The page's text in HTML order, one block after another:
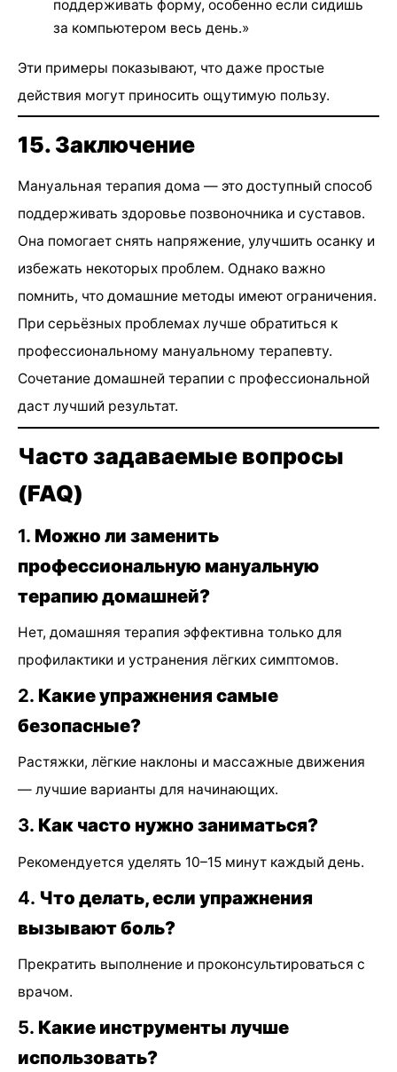
поддерживать форму, особенно если сидишь
за компьютером весь день.»
Эти примеры показывают, что даже простые
действия могут приносить ощутимую пользу.
15. Заключение
Мануальная терапия дома — это доступный способ
поддерживать здоровье позвоночника и суставов.
Она помогает снять напряжение, улучшить осанку и
избежать некоторых проблем. Однако важно
помнить, что домашние методы имеют ограничения.
При серьёзных проблемах лучше обратиться к
профессиональному мануальному терапевту.
Сочетание домашней терапии с профессиональной
даст лучший результат.
Часто задаваемые вопросы
(FAQ)
1. Можно ли заменить
профессиональную мануальную
терапию домашней?
Нет, домашняя терапия эффективна только для
профилактики и устранения лёгких симптомов.
2. Какие упражнения самые
безопасные?
Растяжки, лёгкие наклоны и массажные движения
— лучшие варианты для начинающих.
3. Как часто нужно заниматься?
Рекомендуется уделять 10–15 минут каждый день.
4. Что делать, если упражнения
вызывают боль?
Прекратить выполнение и проконсультироваться с
врачом.
5. Какие инструменты лучше
использовать?